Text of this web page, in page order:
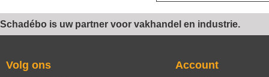
Schadébo is uw partner voor vakhandel en industrie.
Volg ons Account